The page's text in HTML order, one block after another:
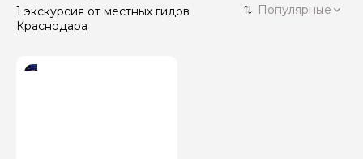
Санкт-Петербург
Россия
50 экскурсий
1 экскурсия от местных гидов
Краснодара
Популярные